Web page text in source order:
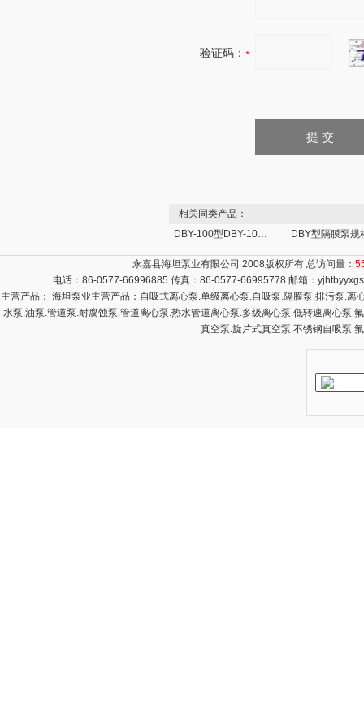
验证码：
相关同类产品：
DBY-100型DBY-100型不锈钢电动隔膜泵
永嘉县海坦泵业有限公司 2008版权所有 总访问量：
电话：86-0577-66996885 传真：86-0577-66995778 邮箱：
主营产品： 海坦泵业主营产品：自吸式离心泵.单级离心泵.自吸泵.隔膜泵.排污泵.
水泵.油泵.管道泵.耐腐蚀泵.管道离心泵.热水管道离心泵.多级离心泵.低转速离心泵
真空泵.旋片式真空泵.不锈钢自吸泵.